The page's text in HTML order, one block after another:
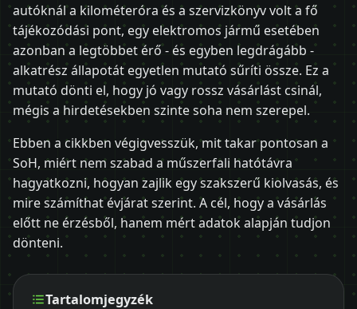
autóknál a kilométeróra és a szervizkönyv volt a fő
tájékozódási pont, egy elektromos jármű esetében
azonban a legtöbbet érő - és egyben legdrágább -
alkatrész állapotát egyetlen mutató sűríti össze. Ez a
mutató dönti el, hogy jó vagy rossz vásárlást csinál,
mégis a hirdetésekben szinte soha nem szerepel.
Ebben a cikkben végigvesszük, mit takar pontosan a
SoH, miért nem szabad a műszerfali hatótávra
hagyatkozni, hogyan zajlik egy szakszerű kiolvasás, és
mire számíthat évjárat szerint. A cél, hogy a vásárlás
előtt ne érzésből, hanem mért adatok alapján tudjon
dönteni.
Tartalomjegyzék